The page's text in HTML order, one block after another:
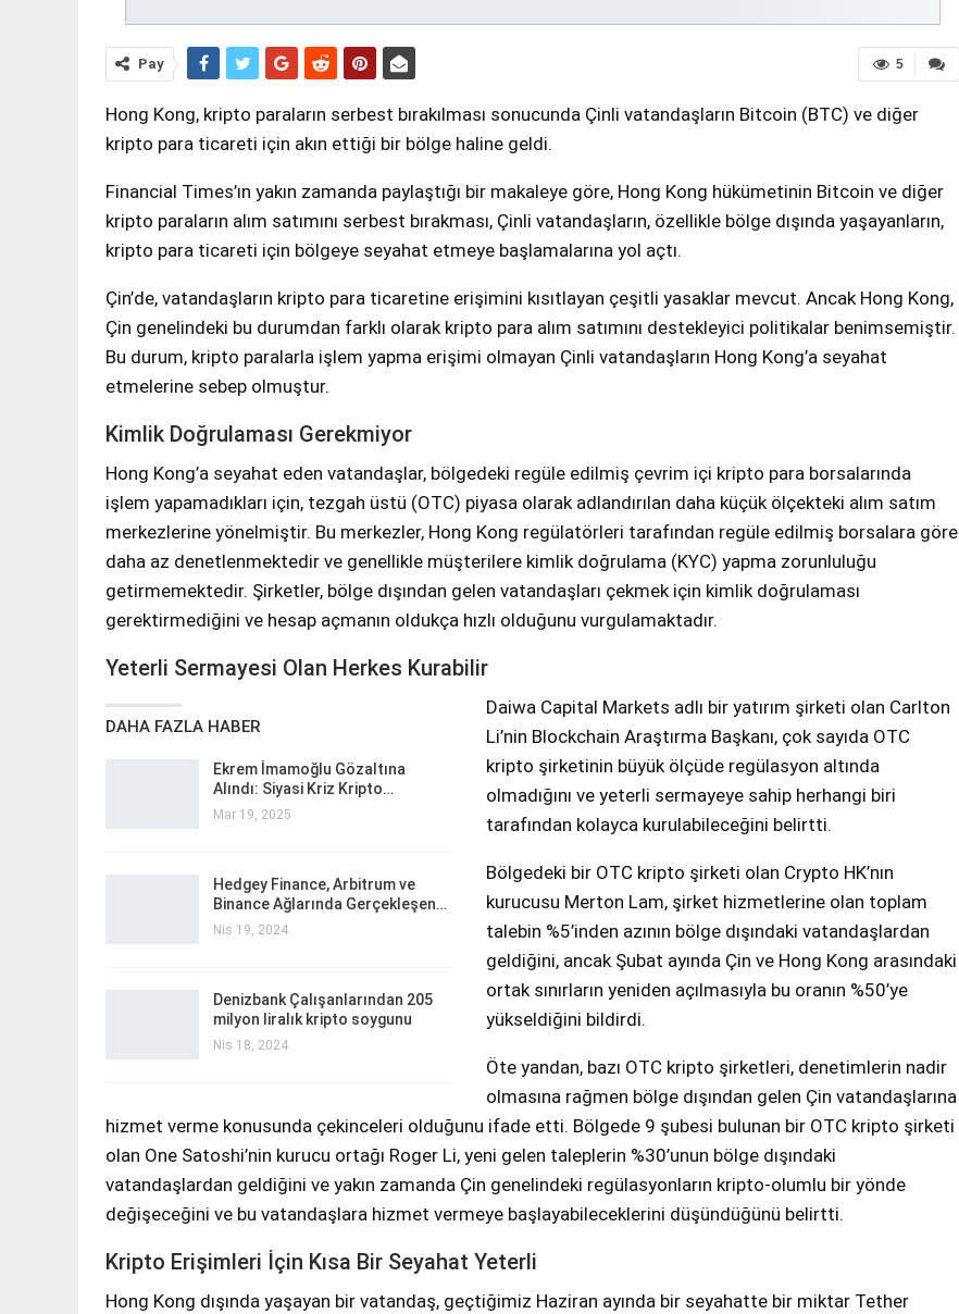
5
Pay
Hong Kong, kripto paraların serbest bırakılması sonucunda Çinli vatandaşların Bitcoin (BTC) ve diğer
kripto para ticareti için akın ettiği bir bölge haline geldi.
Financial Times’ın yakın zamanda paylaştığı bir makaleye göre, Hong Kong hükümetinin Bitcoin ve diğer
kripto paraların alım satımını serbest bırakması, Çinli vatandaşların, özellikle bölge dışında yaşayanların,
kripto para ticareti için bölgeye seyahat etmeye başlamalarına yol açtı.
Çin’de, vatandaşların kripto para ticaretine erişimini kısıtlayan çeşitli yasaklar mevcut. Ancak Hong Kong,
Çin genelindeki bu durumdan farklı olarak kripto para alım satımını destekleyici politikalar benimsemiştir.
Bu durum, kripto paralarla işlem yapma erişimi olmayan Çinli vatandaşların Hong Kong’a seyahat
etmelerine sebep olmuştur.
Kimlik Doğrulaması Gerekmiyor
Hong Kong’a seyahat eden vatandaşlar, bölgedeki regüle edilmiş çevrim içi kripto para borsalarında
işlem yapamadıkları için, tezgah üstü (OTC) piyasa olarak adlandırılan daha küçük ölçekteki alım satım
merkezlerine yönelmiştir. Bu merkezler, Hong Kong regülatörleri tarafından regüle edilmiş borsalara göre
daha az denetlenmektedir ve genellikle müşterilere kimlik doğrulama (KYC) yapma zorunluluğu
getirmemektedir. Şirketler, bölge dışından gelen vatandaşları çekmek için kimlik doğrulaması
gerektirmediğini ve hesap açmanın oldukça hızlı olduğunu vurgulamaktadır.
Yeterli Sermayesi Olan Herkes Kurabilir
DAHA FAZLA HABER
Ekrem İmamoğlu Gözaltına
Alındı: Siyasi Kriz Kripto…
Mar 19, 2025
Hedgey Finance, Arbitrum ve
Binance Ağlarında Gerçekleşen…
Nis 19, 2024
Denizbank Çalışanlarından 205
milyon liralık kripto soygunu
Nis 18, 2024
Daiwa Capital Markets adlı bir yatırım şirketi olan Carlton
Li’nin Blockchain Araştırma Başkanı, çok sayıda OTC
kripto şirketinin büyük ölçüde regülasyon altında
olmadığını ve yeterli sermayeye sahip herhangi biri
tarafından kolayca kurulabileceğini belirtti.
Bölgedeki bir OTC kripto şirketi olan Crypto HK’nın
kurucusu Merton Lam, şirket hizmetlerine olan toplam
talebin %5’inden azının bölge dışındaki vatandaşlardan
geldiğini, ancak Şubat ayında Çin ve Hong Kong arasındaki
ortak sınırların yeniden açılmasıyla bu oranın %50’ye
yükseldiğini bildirdi.
Öte yandan, bazı OTC kripto şirketleri, denetimlerin nadir
olmasına rağmen bölge dışından gelen Çin vatandaşlarına
hizmet verme konusunda çekinceleri olduğunu ifade etti. Bölgede 9 şubesi bulunan bir OTC kripto şirketi
olan One Satoshi’nin kurucu ortağı Roger Li, yeni gelen taleplerin %30’unun bölge dışındaki
vatandaşlardan geldiğini ve yakın zamanda Çin genelindeki regülasyonların kripto-olumlu bir yönde
değişeceğini ve bu vatandaşlara hizmet vermeye başlayabileceklerini düşündüğünü belirtti.
Kripto Erişimleri İçin Kısa Bir Seyahat Yeterli
Hong Kong dışında yaşayan bir vatandaş, geçtiğimiz Haziran ayında bir seyahatte bir miktar Tether